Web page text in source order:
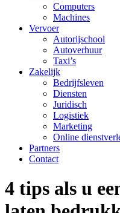
Computers
Machines
Vervoer
Autorijschool
Autoverhuur
Taxi’s
Zakelijk
Bedrijfsleven
Diensten
Juridisch
Logistiek
Marketing
Online
Partners
Contact
4 tips als u